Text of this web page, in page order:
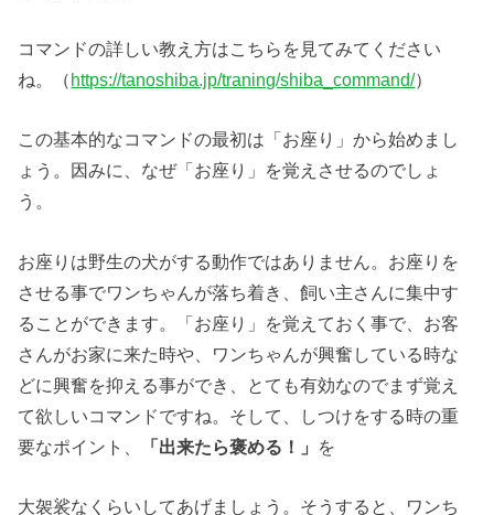
コマンドの詳しい教え方はこちらを見てみてください
ね。（https://tanoshiba.jp/traning/shiba_command/）
この基本的なコマンドの最初は「お座り」から始めまし
ょう。因みに、なぜ「お座り」を覚えさせるのでしょ
う。
お座りは野生の犬がする動作ではありません。お座りを
させる事でワンちゃんが落ち着き、飼い主さんに集中す
ることができます。「お座り」を覚えておく事で、お客
さんがお家に来た時や、ワンちゃんが興奮している時な
どに興奮を抑える事ができ、とても有効なのでまず覚え
て欲しいコマンドですね。そして、しつけをする時の重
要なポイント、
「出来たら褒める！」 を
大袈裟なくらいしてあげましょう。そうすると、ワンち